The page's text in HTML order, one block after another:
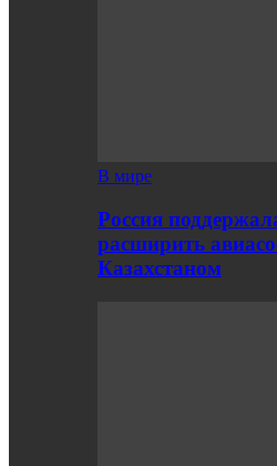
В мире
Россия
расширить
Казахстаном